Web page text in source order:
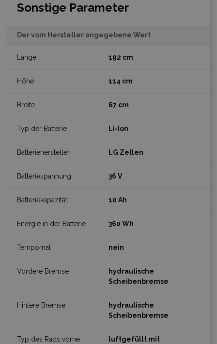
Sonstige Parameter
Der vom Hersteller angegebene Wert
192 cm
114 cm
67 cm
Li-Ion
LG Zellen
36 V
10 Ah
360 Wh
nein
hydraulische
Scheibenbremse
hydraulische
Scheibenbremse
luftgefüllt mit